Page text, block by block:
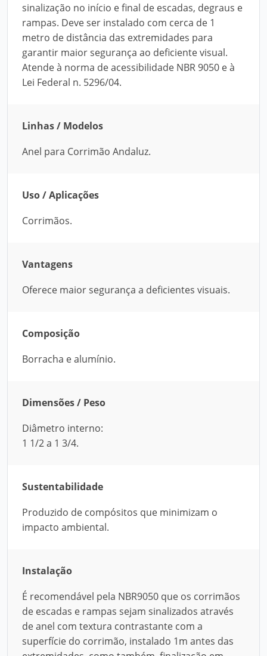
sinalização no início e final de escadas, degraus e
rampas. Deve ser instalado com cerca de 1
metro de distância das extremidades para
garantir maior segurança ao deficiente visual.
Atende à norma de acessibilidade NBR 9050 e à
Lei Federal n. 5296/04.
Linhas / Modelos
Anel para Corrimão Andaluz.
Uso / Aplicações
Corrimãos.
Vantagens
Oferece maior segurança a deficientes visuais.
Composição
Borracha e alumínio.
Dimensões / Peso
Diâmetro interno:
1 1/2 a 1 3/4.
Sustentabilidade
Produzido de compósitos que minimizam o
impacto ambiental.
Instalação
É recomendável pela NBR9050 que os corrimãos
de escadas e rampas sejam sinalizados através
de anel com textura contrastante com a
superfície do corrimão, instalado 1m antes das